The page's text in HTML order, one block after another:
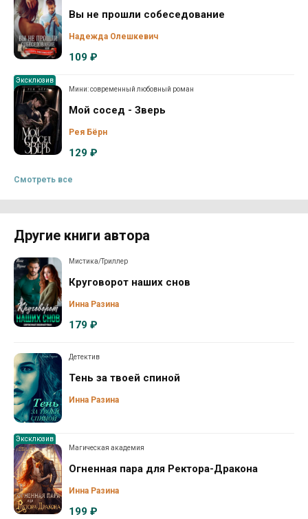
Вы не прошли собеседование
Надежда Олешкевич
109 ₽
Эксклюзив
Мини: современный любовный роман
Мой сосед - Зверь
Рея Бёрн
129 ₽
Смотреть все
Другие книги автора
Мистика/Триллер
Круговорот наших снов
Инна Разина
179 ₽
Детектив
Тень за твоей спиной
Инна Разина
Эксклюзив
Магическая академия
Огненная пара для Ректора-Дракона
Инна Разина
199 ₽